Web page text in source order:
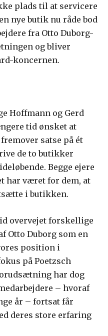
plads til at servicere
nye butik nu råde bod
fra Otto Duborg-
og bliver
koncernen.
Hoffmann og Gerd
tid ønsket at
satse på ét
de to butikker
Begge ejere
har været for dem, at
i butikken.
overvejet forskellige
Otto Duborg som en
position i
på Poetzsch
har dog
– hvoraf
år – fortsat får
deres store erfaring